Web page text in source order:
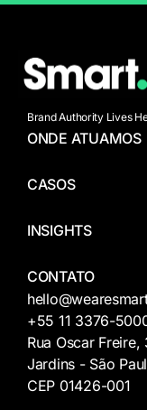
Brand Authority Lives
ONDE ATUAMOS
CASOS
INSIGHTS
CONTATO
+55 11 3376-
Rua Oscar Freire,
Jardins - São
CEP 01426-001